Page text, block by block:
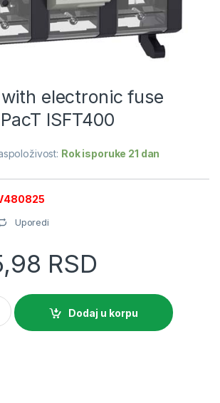
with electronic fuse
ISFT400
Rok isporuke 21 dan
Uporedi
RSD
fuse monitor FuPacT ISFT400
Dodaj u korpu